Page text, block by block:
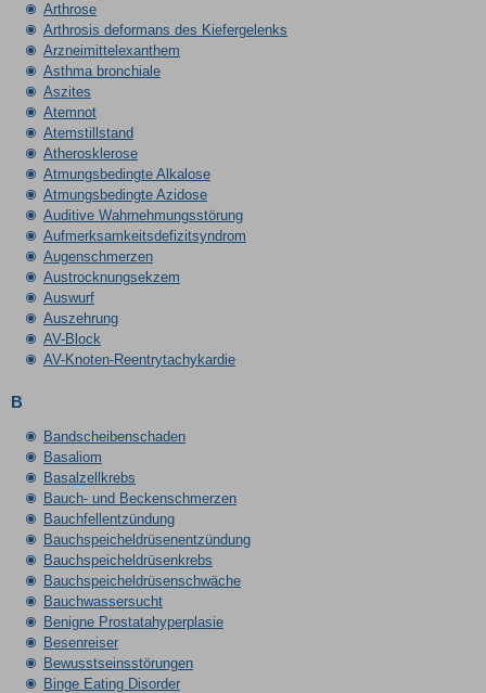
Arthrose
Arthrosis deformans des Kiefergelenks
Arzneimittelexanthem
Asthma bronchiale
Aszites
Atemnot
Atemstillstand
Atherosklerose
Atmungsbedingte Alkalose
Atmungsbedingte Azidose
Auditive Wahrnehmungsstörung
Aufmerksamkeitsdefizitsyndrom
Augenschmerzen
Austrocknungsekzem
Auswurf
Auszehrung
AV-Block
AV-Knoten-Reentrytachykardie
B
Bandscheibenschaden
Basaliom
Basalzellkrebs
Bauch- und Beckenschmerzen
Bauchfellentzündung
Bauchspeicheldrüsenentzündung
Bauchspeicheldrüsenkrebs
Bauchspeicheldrüsenschwäche
Bauchwassersucht
Benigne Prostatahyperplasie
Besenreiser
Bewusstseinsstörungen
Binge Eating Disorder